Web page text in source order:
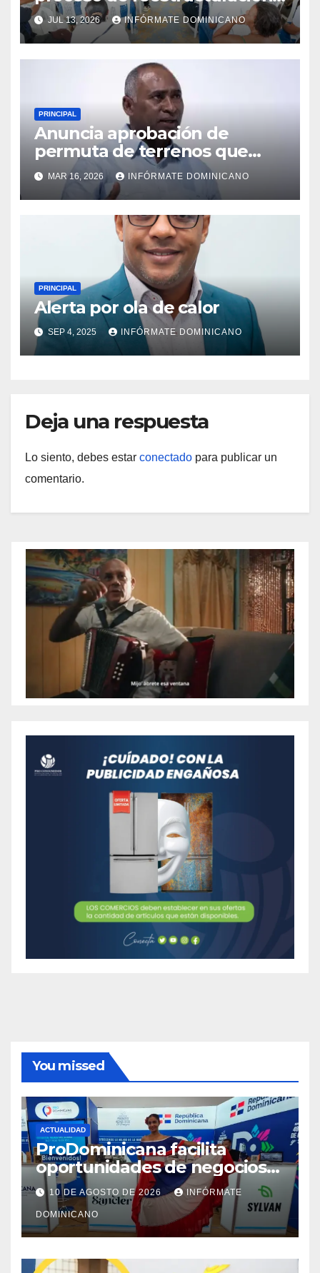
fortalecimiento del PRM en
Monte Plata
JUL 13, 2026 INFÓRMATE DOMINICANO
PRINCIPAL
Anuncia aprobación de
permuta de terrenos que
garantiza títulos de
propiedad a familias de la
región Sur
MAR 16, 2026 INFÓRMATE DOMINICANO
PRINCIPAL
Alerta por ola de calor
SEP 4, 2025 INFÓRMATE DOMINICANO
Deja una respuesta
Lo siento, debes estar conectado para publicar un
comentario.
You missed
ACTUALIDAD
ProDominicana facilita
oportunidades de negocios
internacionales en 3
mercados
10 DE AGOSTO DE 2026 INFÓRMATE
DOMINICANO